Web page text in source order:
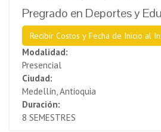
Pregrado en Deportes y
Recibir Costos y Fecha de Inicio al
Modalidad:
Presencial
Ciudad:
Medellín, Antioquia
Duración:
8 SEMESTRES